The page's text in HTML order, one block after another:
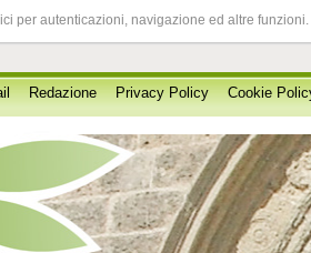
per autenticazioni, navigazione ed altre
Redazione Privacy Policy Cookie